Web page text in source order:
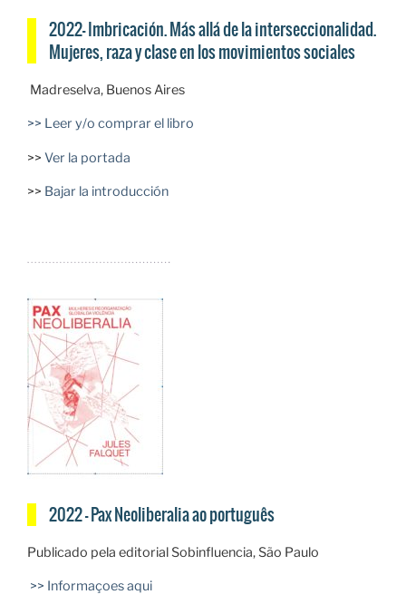
2022– Imbricación. Más allá de la interseccionalidad.
Mujeres, raza y clase en los movimientos sociales
Madreselva, Buenos Aires
>> Leer y/o comprar el libro
>> Ver la portada
>> Bajar la introducción
2022 — Pax Neoliberalia ao português
Publicado pela editorial Sobinfluencia, São Paulo
>> Informaçoes aqui